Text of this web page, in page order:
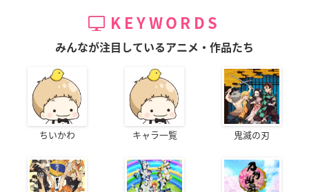
KEYWORDS
みんなが注目しているアニメ・作品たち
ちいかわ キャラ一覧 鬼滅の刃